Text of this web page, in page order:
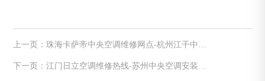
上一页：珠海卡萨帝中央空调维修网点-杭州江干中央
下一页：江门日立空调维修热线-苏州中央空调安装工